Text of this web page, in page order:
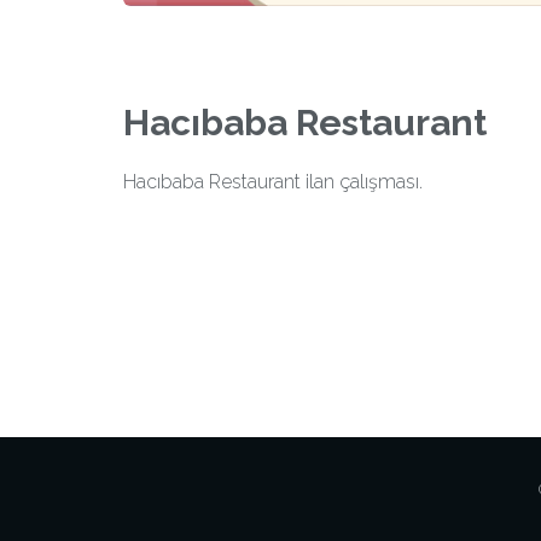
Hacıbaba Restaurant
Hacıbaba Restaurant ilan çalışması.